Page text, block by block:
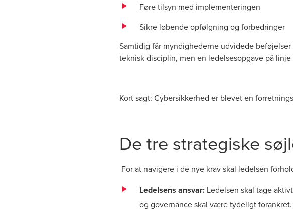
Føre tilsyn med implementeringen
Sikre løbende opfølgning og forbedringer
Samtidig får myndighederne udvidede
teknisk disciplin, men en ledelsesopgave på
Kort sagt: Cybersikkerhed er blevet en
De tre strategiske
For at navigere i de nye krav skal ledelsen
Ledelsens ansvar: Ledelsen skal tage
og governance skal være tydeligt forankret.